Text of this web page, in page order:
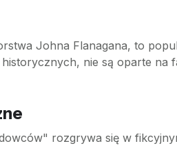
Johna Flanagana, to
nie są oparte na
rozgrywa się w